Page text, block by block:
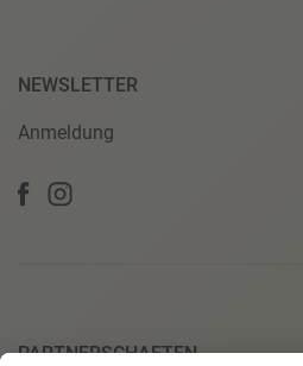
NEWSLETTER
Anmeldung
PARTNERSCHAFTEN